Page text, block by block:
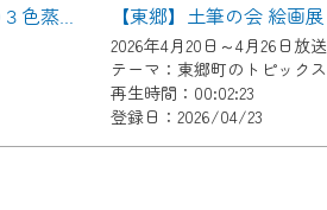
【東郷】ふれあいサロン 春の３色蒸しパン作り 【東郷】土筆の会 絵画展
2026年4月20日～4月26日放送
テーマ：東郷町のトピックス
再生時間：00:02:23
登録日：2026/04/23